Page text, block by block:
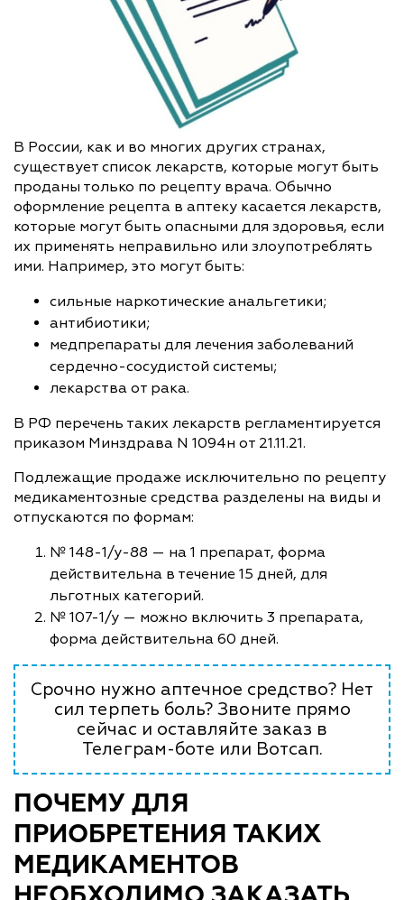
В России, как и во многих других странах,
существует список лекарств, которые могут быть
проданы только по рецепту врача. Обычно
оформление рецепта в аптеку касается лекарств,
которые могут быть опасными для здоровья, если
их применять неправильно или злоупотреблять
ими. Например, это могут быть:
сильные наркотические анальгетики;
антибиотики;
медпрепараты для лечения заболеваний
сердечно-сосудистой системы;
лекарства от рака.
В РФ перечень таких лекарств регламентируется
приказом Минздрава N 1094н от 21.11.21.
Подлежащие продаже исключительно по рецепту
медикаментозные средства разделены на виды и
отпускаются по формам:
№ 148-1/у-88 — на 1 препарат, форма
действительна в течение 15 дней, для
льготных категорий.
№ 107-1/у — можно включить 3 препарата,
форма действительна 60 дней.
Срочно нужно аптечное средство? Нет
сил терпеть боль? Звоните прямо
сейчас и оставляйте заказ в
Телеграм-боте или Вотсап.
ПОЧЕМУ ДЛЯ
ПРИОБРЕТЕНИЯ ТАКИХ
МЕДИКАМЕНТОВ